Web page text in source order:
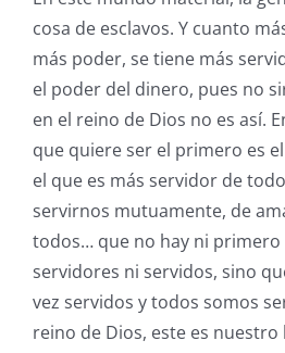
cosa de esclavos. Y cuanto
más poder, se tiene más
el poder del dinero, pues no
en el reino de Dios no es así.
que quiere ser el primero es
el que es más servidor de
servirnos mutuamente, de
todos… que no hay ni
servidores ni servidos, sino
vez servidos y todos somos
reino de Dios, este es nuestro